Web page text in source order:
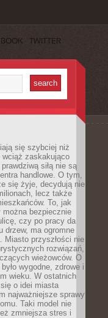
TWITTER
się szybciej niż
wciąż zaskakująco
siłą nie są
handlowe. O tym,
się żyje, decydują nie
lecz także
To, jak
bezpiecznie
czy po pracy da
drzew, ma ogromne
Miasto przyszłości nie
rozwiązań,
wieżowców. O
wygodne, zdrowe i
wieku. W ostatnich
o idei miasta
najważniejsze sprawy
Taki model nie
zmniejsza stres i